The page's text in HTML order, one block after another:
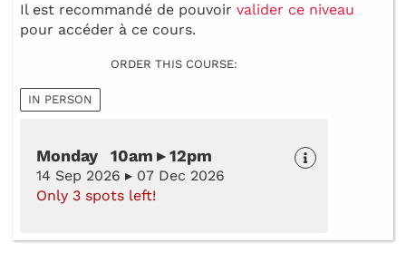
Il est recommandé de pouvoir valider ce niveau
pour accéder à ce cours.
ORDER THIS COURSE:
IN PERSON
Monday 10am ▸ 12pm
14 Sep 2026 ▸ 07 Dec 2026
Only 3 spots left!